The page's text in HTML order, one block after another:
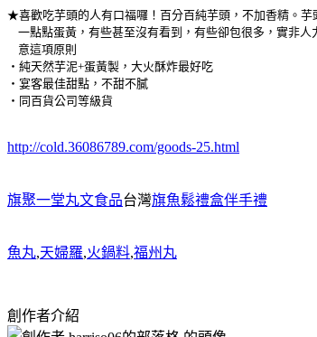
★喜歡吃芋頭的人有口福囉！百分百純芋頭，不加香精。
一點點蛋黃，有些甚至沒有看到，有些卻包很多，實非
意這項原則
‧純天然芋泥+蛋黃製，大火酥炸最好吃
‧宴客最佳甜點，不甜不膩
‧同百貨公司等級貨
http://cold.36086789.com/goods-25.html
旗聚一堂丸文食品台灣旗魚鬆禮盒伴手禮
魚丸,天婦羅,火鍋料,福州丸
創作者介紹